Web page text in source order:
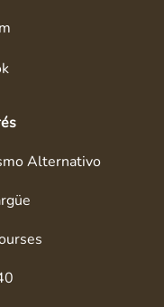
Alternativo